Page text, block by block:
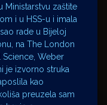
Ministarstvu zaštite
i u HSS-u i imala
rade u Bijeloj
na The London
Weber
je izvorno struka
kao
preuzela sam